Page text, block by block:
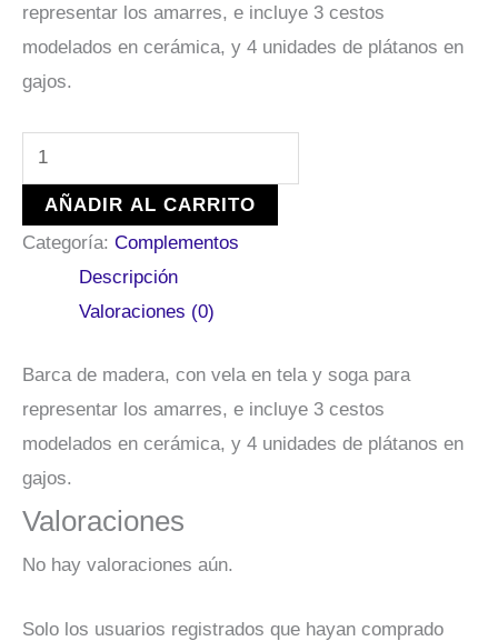
representar los amarres, e incluye 3 cestos
modelados en cerámica, y 4 unidades de plátanos en
gajos.
AÑADIR AL CARRITO
Categoría: Complementos
Descripción
Valoraciones (0)
Barca de madera, con vela en tela y soga para
representar los amarres, e incluye 3 cestos
modelados en cerámica, y 4 unidades de plátanos en
gajos.
Valoraciones
No hay valoraciones aún.
Solo los usuarios registrados que hayan comprado